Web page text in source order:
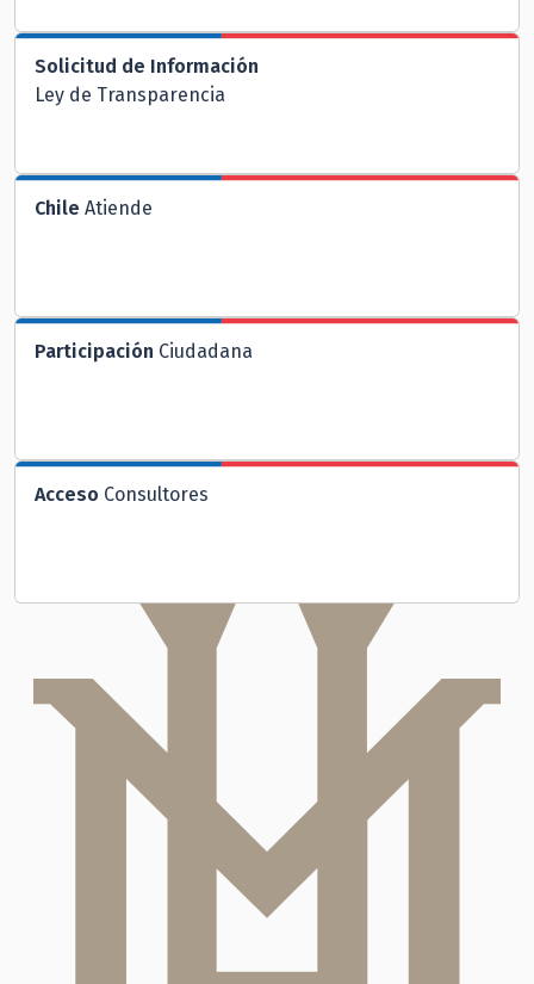
Solicitud de Información
Ley de Transparencia
Chile Atiende
Participación Ciudadana
Acceso Consultores